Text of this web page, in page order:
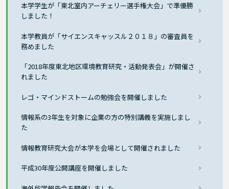
本学学生が「東北室内アーチェリー選手権大会」で準優勝
しました！
本学教員が「サイエンスキャッスル２０１８」の審査員を
務めました
「2018年度東北地区環境教育研究・活動発表会」が開催さ
れました
レゴ・マインドストームの勉強会を開催しました
情報系の3年生を対象に企業の方の特別講義を実施しまし
た
情報教育研究大会が本学を会場として開催されました
平成30年度公開講座を開催しました